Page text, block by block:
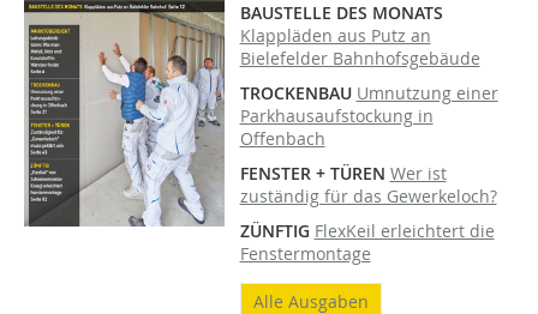
BAUSTELLE DES MONATS
Klappläden aus Putz an
Bielefelder Bahnhofsgebäude
TROCKENBAU Umnutzung einer
Parkhausaufstockung in
Offenbach
FENSTER + TÜREN Wer ist
zuständig für das Gewerkeloch?
ZÜNFTIG FlexKeil erleichtert die
Fenstermontage
Alle Ausgaben